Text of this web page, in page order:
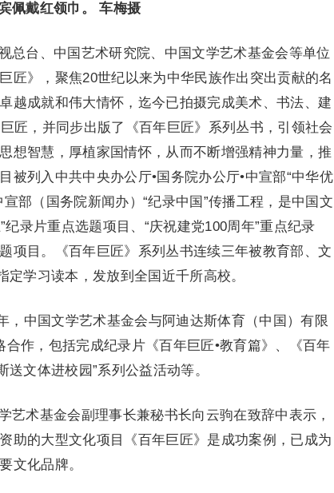
佩戴红领巾。 车梅摄
总台、中国艺术研究院、中国文学艺术基金会等单位
匠》，聚焦20世纪以来为中华民族作出突出贡献的名
越成就和伟大情怀，迄今已拍摄完成美术、书法、建
匠，并同步出版了《百年巨匠》系列丛书，引领社会
想智慧，厚植家国情怀，从而不断增强精神力量，推
被列入中共中央办公厅•国务院办公厅•中宣部“中华优
部（国务院新闻办）“纪录中国”传播工程，是中国文
录片重点选题项目、“庆祝建党100周年”重点纪录
项目。《百年巨匠》系列丛书连续三年被教育部、文
定学习读本，发放到全国近千所高校。
，中国文学艺术基金会与阿迪达斯体育（中国）有限
作，包括完成纪录片《百年巨匠•教育篇》、《百年
文体进校园”系列公益活动等。
艺术基金会副理事长兼秘书长向云驹在致辞中表示，
助的大型文化项目《百年巨匠》是成功案例，已成为
文化品牌。